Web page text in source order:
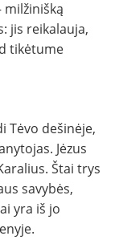
milžinišką
jis reikalauja,
tikėtume
Tėvo dešinėje,
Jėzus
Štai trys
savybės,
yra iš jo